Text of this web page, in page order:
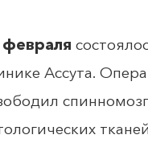
февраля
Ассута.